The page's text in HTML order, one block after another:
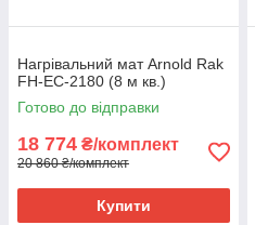
Нагрівальний мат Arnold Rak
FH-EC-2180 (8 м кв.)
Готово до відправки
18 774 ₴/комплект
20 860 ₴/комплект
Купити